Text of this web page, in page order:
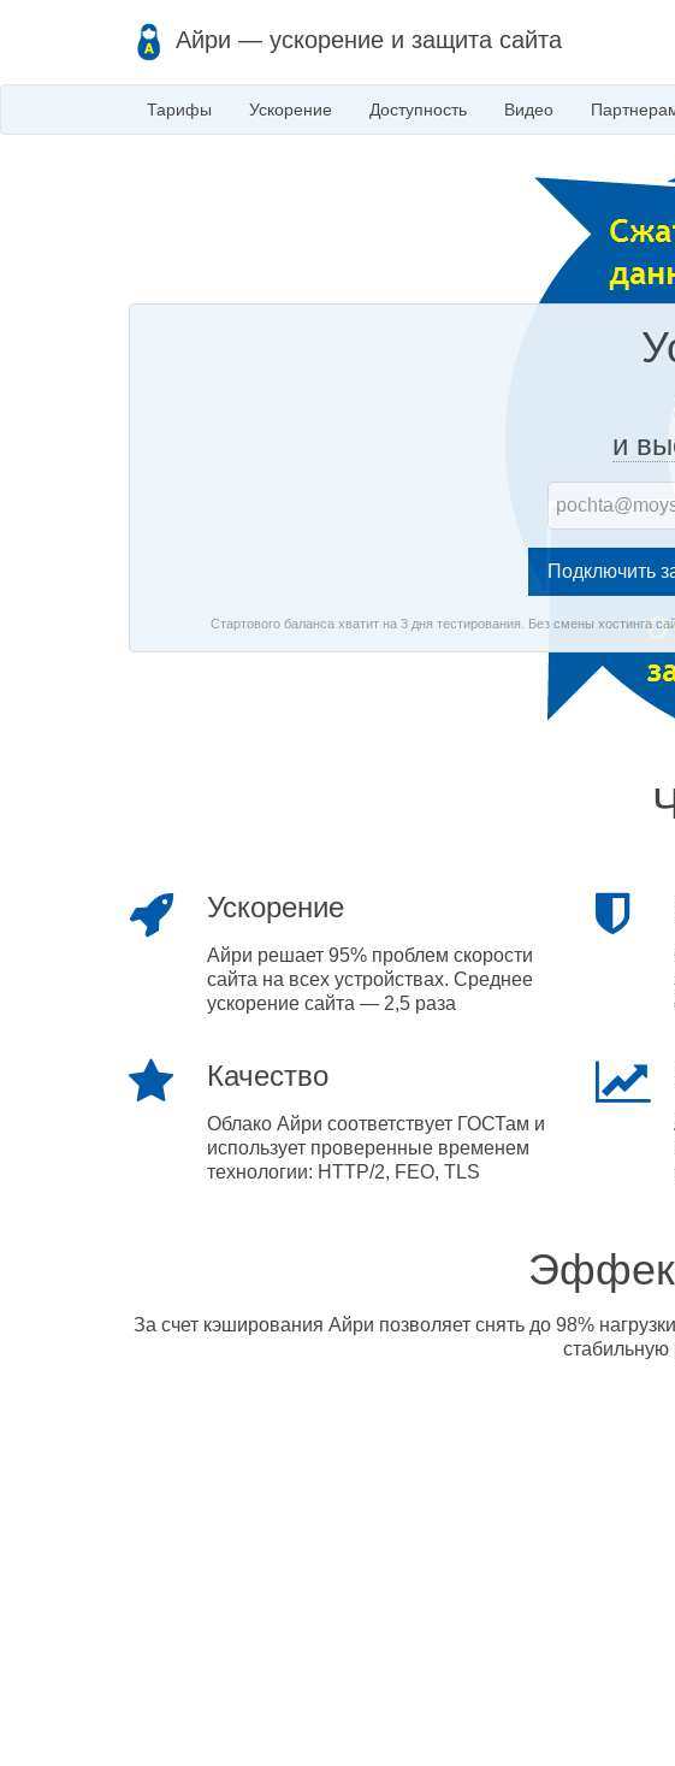
Айри — ускорение и защита сайта
Тарифы Ускорение Доступность Видео
и
Стартового баланса хватит на 3 дня тестирования. Без смены хостинга
Ускорение
Айри решает 95% проблем скорости
сайта на всех устройствах. Среднее
ускорение сайта — 2,5 раза
Качество
Облако Айри соответствует ГОСТам и
использует проверенные временем
технологии: HTTP/2, FEO, TLS
За счет кэширования Айри позволяет снять до 98%